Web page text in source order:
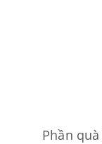
Phần